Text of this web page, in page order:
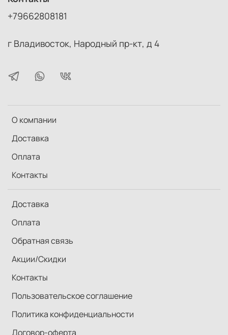
О компании
Доставка
Оплата
Контакты
Доставка
Оплата
Обратная связь
Акции/Скидки
Контакты
Пользовательское соглашение
Политика конфиденциальности
Договор-оферта
+79662808181
г Владивосток, Народный пр-кт, д 4